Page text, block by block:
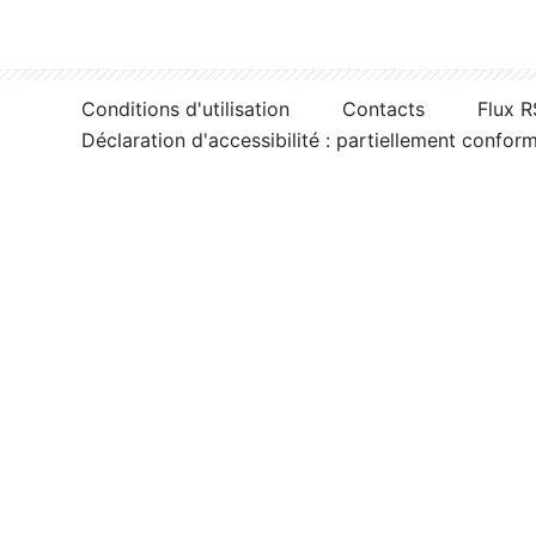
Conditions d'utilisation Contacts
Flux
Déclaration d'accessibilité : partiellement